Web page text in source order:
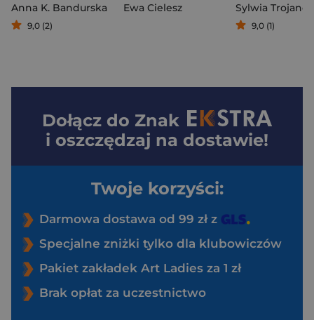
Anna K. Bandurska
9,0 (2)
Ewa Cielesz
Sylwia
9,0 (1)
Dołącz do Znak
i oszczędzaj na dostawie!
Twoje korzyści:
Darmowa dostawa od 99 zł z
Specjalne zniżki tylko dla klubowiczów
Pakiet zakładek Art Ladies za 1 zł
Brak opłat za uczestnictwo